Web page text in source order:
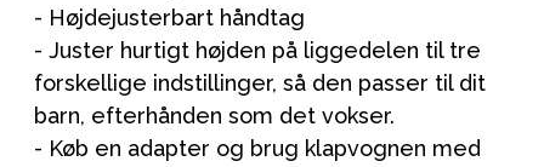
- Højdejusterbart håndtag
- Juster hurtigt højden på liggedelen til tre
forskellige indstillinger, så den passer til dit
barn, efterhånden som det vokser.
- Køb en adapter og brug klapvognen med